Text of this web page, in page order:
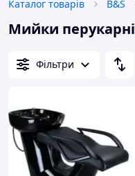
Каталог товарів B&S
Мийки перукарні
Фільтри